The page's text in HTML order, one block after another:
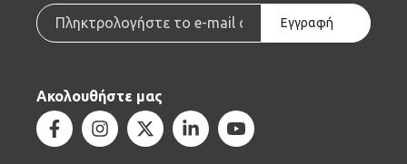
Email
Εγγραφή
Ακολουθήστε μας
FacebookInstagramTwitterLinkedinYoutube